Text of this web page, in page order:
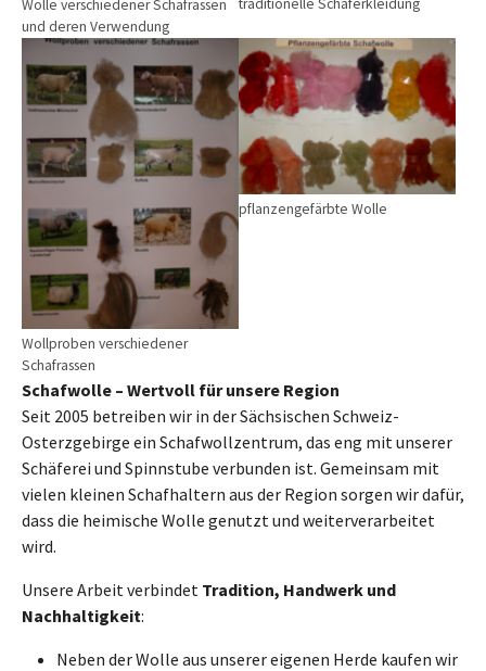
Wolle verschiedener Schafrassen
und deren Verwendung
Wollproben verschiedener
Schafrassen
pflanzengefärbte Wolle
Schafwolle – Wertvoll für unsere Region
Seit 2005 betreiben wir in der Sächsischen Schweiz-
Osterzgebirge ein Schafwollzentrum, das eng mit unserer
Schäferei und Spinnstube verbunden ist. Gemeinsam mit
vielen kleinen Schafhaltern aus der Region sorgen wir dafür,
dass die heimische Wolle genutzt und weiterverarbeitet
wird.
Unsere Arbeit verbindet Tradition, Handwerk und
Nachhaltigkeit:
Neben der Wolle aus unserer eigenen Herde kaufen wir